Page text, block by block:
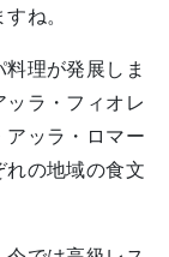
ね。
理が発展しま
ラ・フィオレ
ッラ・ロマー
の地域の食文